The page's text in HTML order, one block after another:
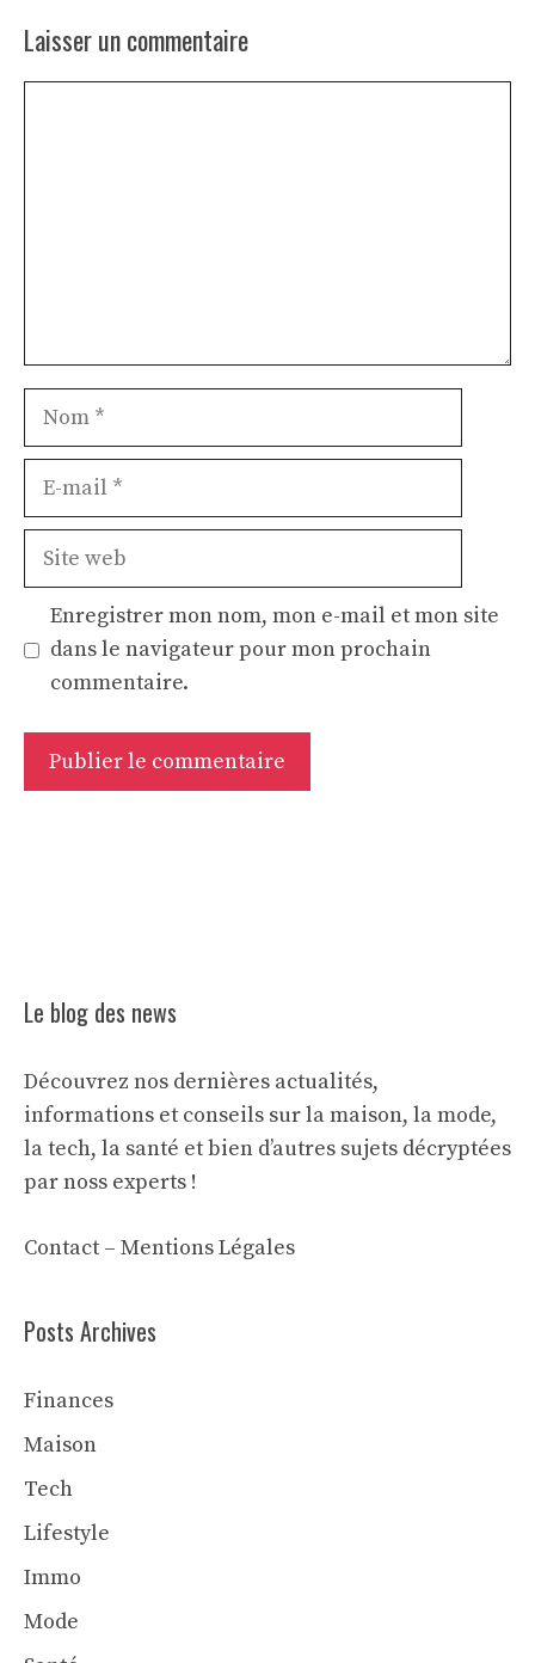
Laisser un commentaire
Nom
Site
Enregistrer mon nom, mon e-mail et mon site
dans le navigateur pour mon prochain
commentaire.
Le blog des news
Découvrez nos dernières actualités,
informations et conseils sur la maison, la mode,
la tech, la santé et bien d’autres sujets décryptées
par noss experts !
Contact – Mentions Légales
Posts Archives
Finances
Maison
Tech
Lifestyle
Immo
Mode